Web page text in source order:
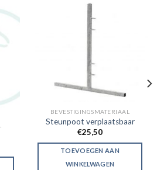
BEVESTIGINGSMATERIAAL
Steunpoot verplaatsbaar
€25,50
TOEVOEGEN AAN
WINKELWAGEN